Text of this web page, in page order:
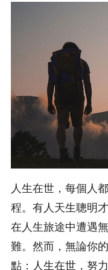
人生在世，每個人
程。有人天生聰明
在人生旅途中遭遇
難。然而，無論你
點：人生在世，努